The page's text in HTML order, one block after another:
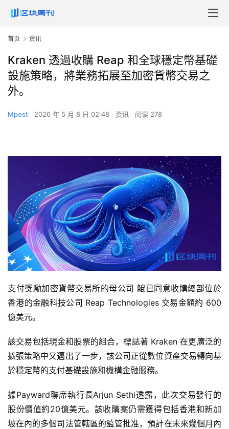
首页 资讯
Kraken 透過收購 Reap 和全球穩定幣基礎
設施策略，將業務拓展至加密貨幣交易之
外。
Mpost 2026 年 5 月 8 日 02:48 资讯 阅读 278
支付獎勵加密貨幣交易所的母公司 鯤已同意收購總部位於
香港的金融科技公司 Reap Technologies 交易金額約 600
億美元。
該交易包括現金和股票的組合，標誌著 Kraken 在更廣泛的
擴張策略中又邁出了一步，該公司正從數位資產交易轉向基
於穩定幣的支付基礎設施和機構金融服務。
據Payward聯席執行長Arjun Sethi透露，此次交易發行的
股份價值約20億美元。該收購案仍需獲得包括香港和新加
坡在內的多個司法管轄區的監管批准，預計在未來幾個月內